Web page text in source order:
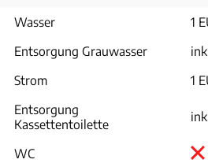
Wasser
1
Entsorgung Grauwasser
Strom
1
Entsorgung
Kassettentoilette
WC